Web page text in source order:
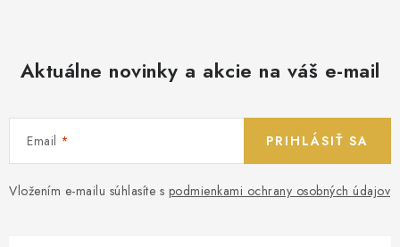
Aktuálne novinky a akcie na váš e-mail
Email
Vložením e-mailu súhlasíte s podmienkami ochrany osobných údajov
PRIHLÁSIŤ SA